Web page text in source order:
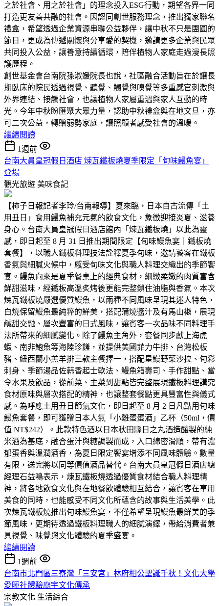
之於社會、用之於社會」的理念投入ESG行動，期望各界一同
打造更友善共融的社會。因認同創世服務理念，推出獨家聯名
禮盒，希望透過企業資源串聯公益夥伴，讓中秋不只是團圓的
節日，更成為傳遞關懷與分享愛的契機，邀請更多企業與民眾
共同投入公益，讓善意持續循環，陪伴植物人家庭走過漫長照
護歷程。
創世基金會台南院孫淑媛院長也說，社區融合活動旨在於讓長
期臥床的院民透過視覺、聽覺、觸覺與嗅覺等多重感官刺激與
外界連結、接觸社會，也讓植物人家屬重溫與家人互動的時
光。今年中秋盼匯聚大眾力量，認助中秋禮盒與在地文旦，亦
可二次公益，轉贈弱勢家庭，讓照顧者感受社會的溫暖。
繼續閱讀
1週前
台南大員皇冠假日酒店 煉瓦鐵板燒夏季限定「旬味鰻魚宴」
登場
觀光旅遊 美味食記
【柿子日報記者李玲/台南報導】夏來臨，日本自古流傳「土
用丑日」食用鰻魚補充元氣的飲食文化，象徵迎接炎夏、滋養
身心。台南大員皇冠假日酒店館內「煉瓦鐵板燒」以此為靈
感，即日起至 8 月 31 日推出期間限定【旬味鰻魚宴｜鐵板燒
套餐】，以職人鐵板料理技法詮釋夏季旬味，邀請饕客在鐵板
香氣與細膩火候中，感受旬味文化與職人料理交織出的季節饗
宴。鰻魚向來是夏季餐桌上的經典食材，細緻柔嫩的肉質富含
鮮甜滋味，經鐵板高溫炙烤後更能完整鎖住油脂與香氣。本次
煉瓦鐵板燒嚴選優質鰻魚，以兩種不同風味呈現其迷人特色，
白燒保留鰻魚最純粹的鮮美，搭配蒲燒醬汁及有馬山椒，展現
鹹甜交融、層次豐富的日式風味，讓賓客一次品味不同料理手
法所帶來的細膩變化。除了鰻魚主角外，套餐同步獻上海虎
蝦、南非鮑魚等海陸珍饈，並提供美國菲力牛排、台灣松板
豬、紐西蘭小羔羊排三款主餐擇一，搭配星鰻野菜沙拉、旬彩
刺身、季節湯品佐蒜香起士軟法、鰻魚箱壽司、手作甜點、當
令水果及飲品，從前菜、主菜到甜點皆完整展現鐵板料理講究
食材原味與層次搭配的精神，也讓整套餐點更具豐富性與儀式
感。為呼應土用丑日節氣文化，即日起至 8 月 2 日凡點用旬味
鰻魚套餐，即可獲贈日本人氣「小雞蛋蛋酒」乙杯（50ml，價
值 NT$242）。此款特色酒以日本秋田縣日之丸酒造釀製的純
米酒為基底，融合蛋汁與糖調製而成，入口綿密滑順，帶有濃
郁蛋香與溫潤酒香，為夏日限定饗宴增添不同風味體驗。數量
有限，送完將以同等價值酒品替代。台南大員皇冠假日酒店總
經理石益鳴表示，煉瓦鐵板燒透過優質食材結合職人料理精
神，將各地飲食文化與在地餐飲體驗相互結合，讓賓客在享用
美食的同時，也能感受不同文化所蘊含的故事與生活美學。此
次煉瓦鐵板燒推出旬味鰻魚宴，不僅希望呈現鰻魚最鮮美的季
節風味，更期待透過鐵板料理職人的細膩演繹，帶給消費者兼
具視覺、味覺與文化體驗的夏季盛宴。
繼續閱讀
1週前
台南市北門區三寮灣「三安宮」林府相公聖誕千秋！文化大學
愛暉社體驗廟宇文化傳承
宗教文化 生活綜合